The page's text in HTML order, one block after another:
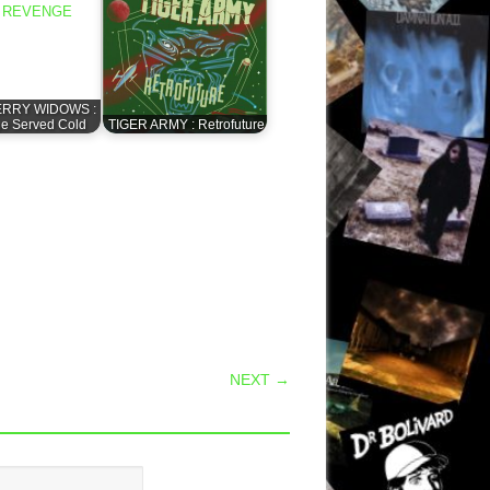
WIDOWS :
Served Cold
TIGER ARMY : Retrofuture
NEXT →